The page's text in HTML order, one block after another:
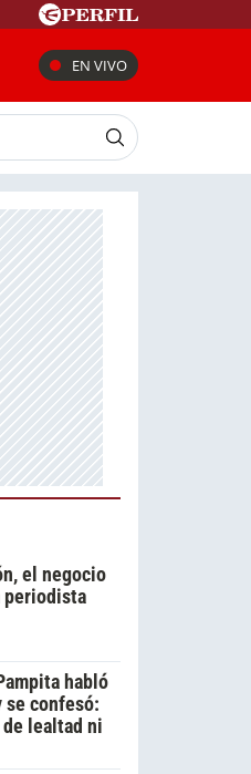
EN VIVO
el negocio
periodista
habló
se confesó:
lealtad ni